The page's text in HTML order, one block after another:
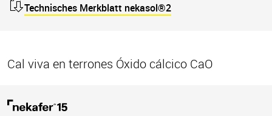
Technisches Merkblatt nekasol®2
Cal viva en terrones Óxido cálcico CaO